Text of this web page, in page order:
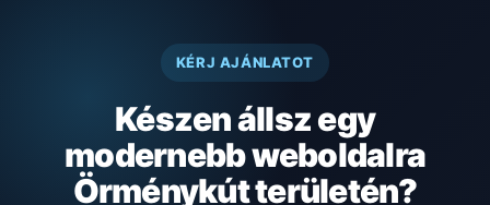
KÉRJ AJÁNLATOT
Készen állsz egy
modernebb weboldalra
Örménykút területén?